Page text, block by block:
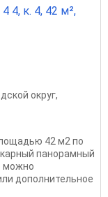
4, к. 4, 42 м²,
округ,
42 м2 по
панорамный
можно
дополнительное